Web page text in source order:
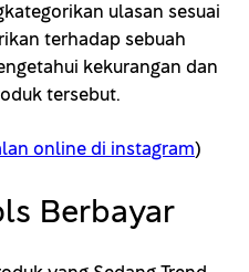
ulasan sesuai
terhadap sebuah
kekurangan dan
tersebut.
online di instagram)
Berbayar